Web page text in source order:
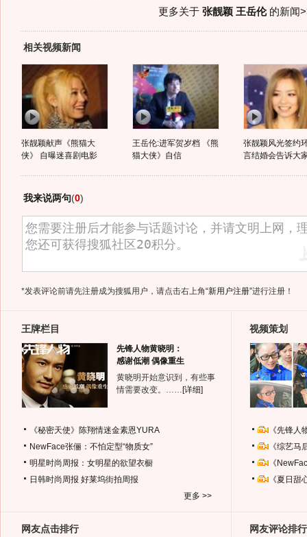
更多关于 张靓颖 王岳伦的新闻
相关视频新闻
张靓颖献声《熊猫大
侠》 自曝迷喜剧电影
王岳伦:进军贺岁档 《熊
猫大侠》自信
张靓颖风光签约
言结婚会告诉大
我来说两句(0)
*发表评论前请先注册成为搜狐用户，请点击右上角“新用户注册”进行注册！
王牌栏目
先锋人物黄晓明：
感谢低潮 偶像重生
黄晓明开始意识到，有些事
情需要改变。…… [详细]
《秘密天使》陈翔情迷金素恩YURA
NewFace张俪：不怕定型“物质女”
明星时尚周报：女明星的欲望衣橱
日韩时尚周报 好莱坞街拍周报
更多 >>
视频策划
《先锋
《综艺
《
《夏日
网友点击排行 网友评论排行